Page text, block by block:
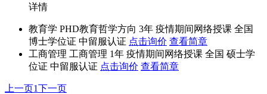
详情
教育学 PHD教育哲学方向 3年 疫情期间网络授课 全国
博士学位证 中留服认证 点击询价 查看简章
工商管理 工商管理 1年 疫情期间网络授课 全国 硕士学
位证 中留服认证 点击询价 查看简章
上一页1下一页